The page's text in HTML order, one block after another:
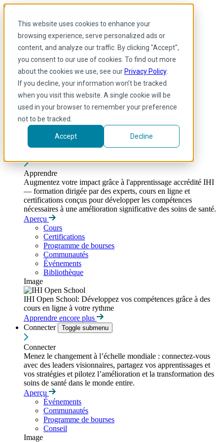
This website uses cookies to enhance your
browsing experience, serve personalized ads or
content, and analyze our traffic. By clicking "Accept",
you consent to our use of cookies. To find out more
about the cookies we use, see our Privacy Policy.
If you decline, your information won’t be tracked
when you visit this website. A single cookie will be
used in your browser to remember your preference
not to be tracked.
Accept Decline
Skip to main content
French
Arabic
Anglais
Français
Portuguese
Spanish
Apprendre
Augmentez votre impact grâce à l'apprentissage accrédité IHI
— formation dirigée par des experts, cours en ligne et
certifications conçus pour développer les compétences
nécessaires à une amélioration significative des soins de santé.
Aperçu
Cours
Certifications
Programme de bourses
Communautés
Événements
Bibliothèque
Image
IHI Open School: Développez vos compétences grâce à des
cours en ligne à votre rythme
Apprendre encore plus
Connecter
Toggle submenu
Connecter
Menez le changement à l’échelle mondiale : connectez-vous
avec des leaders visionnaires, partagez vos apprentissages et
vos stratégies et pilotez l’amélioration et la transformation des
soins de santé dans le monde entire.
Aperçu
Événements
Communautés
Programme de bourses
Conseil
Image